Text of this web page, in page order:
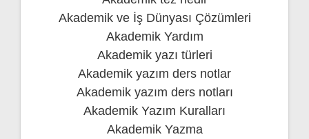
Akademik ve İş Dünyası Çözümleri
Akademik Yardım
Akademik yazı türleri
Akademik yazım ders notlar
Akademik yazım ders notları
Akademik Yazım Kuralları
Akademik Yazma